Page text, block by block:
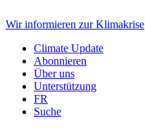
Wir informieren zur Klimakrise
Climate Update
Abonnieren
Über uns
Unterstützung
FR
Suche